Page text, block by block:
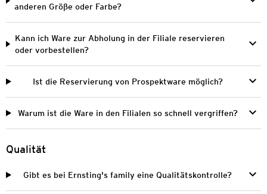
anderen Größe oder Farbe?
Kann ich Ware zur Abholung in der Filiale reservieren
oder vorbestellen?
Ist die Reservierung von Prospektware möglich?
Warum ist die Ware in den Filialen so schnell vergriffen?
Qualität
Gibt es bei Ernsting's family eine Qualitätskontrolle?